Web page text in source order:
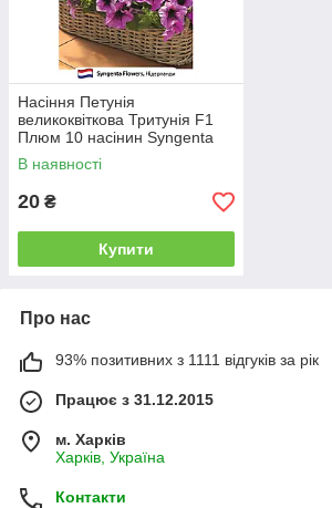
Насіння Петунія
великоквіткова Тритунія F1
Плюм 10 насінин Syngenta
Добрі Сходи
В наявності
20 ₴
Купити
Про нас
93% позитивних з 1111 відгуків за рік
Працює з 31.12.2015
м. Харків
Харків, Україна
Контакти